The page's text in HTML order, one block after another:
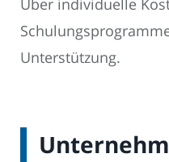
Über individuelle
Unterstützung.